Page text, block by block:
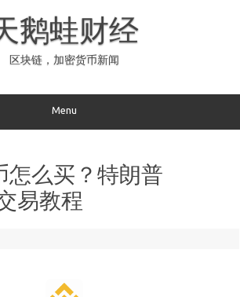
鹅蛙财经
区块链，加密货币新闻
Menu
怎么买？特朗普
易教程